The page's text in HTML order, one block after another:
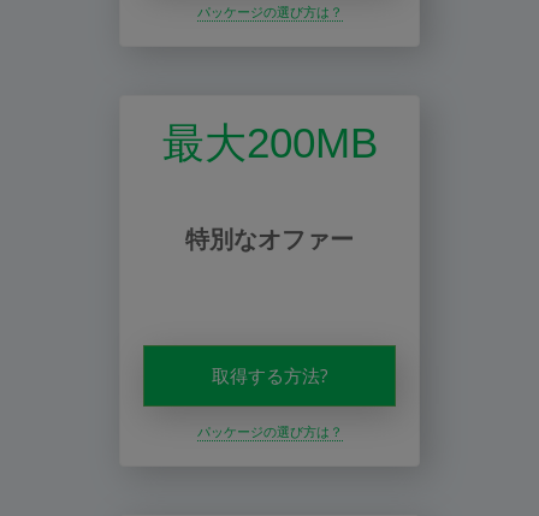
パッケージの選び方は？
最大200MB
特別なオファー
取得する方法?
パッケージの選び方は？